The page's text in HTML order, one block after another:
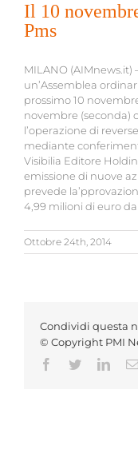
Il 10
Pms
MILANO (AIMnews.it)
un’Assemblea
prossimo 10
novembre (seconda)
l’operazione di
mediante
Visibilia Editore
emissione di nuove
prevede
4,99 milioni di euro
Ottobre 24th, 2014
Condividi questa
© Copyright PMI
Facebook
Twitter